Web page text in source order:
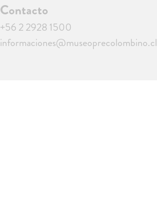
Contacto
+56 2 2928 1500
informaciones@museoprecolombino.cl